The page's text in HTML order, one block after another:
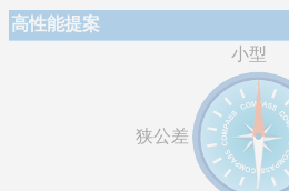
高性能提案
小型
狭公差